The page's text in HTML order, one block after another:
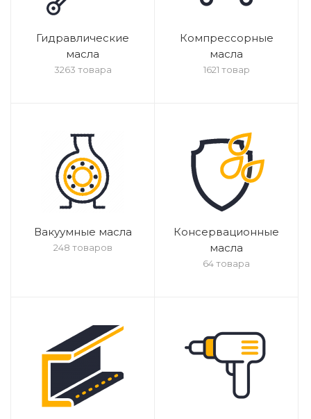
Гидравлические
масла
3263 товара
Компрессорные
масла
1621 товар
Вакуумные масла
248 товаров
Консервационные
масла
64 товара